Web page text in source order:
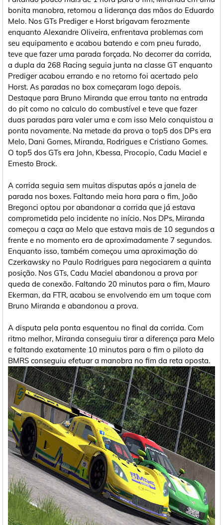
bonita manobra, retomou a liderança das mãos do Eduardo
Melo. Nos GTs Prediger e Horst brigavam ferozmente
enquanto Alexandre Oliveira, enfrentava problemas com
seu equipamento e acabou batendo e com pneu furado,
teve que fazer uma parada forçada. No decorrer da corrida,
a dupla da 268 Racing seguia junta na classe GT enquanto
Prediger acabou errando e no retorno foi acertado pelo
Horst. As paradas no box começaram logo depois.
Destaque para Bruno Miranda que errou tanto na entrada
do pit como no calculo do combustível e teve que fazer
duas paradas para valer uma e com isso Melo conquistou a
ponta novamente. Na metade da prova o top5 dos DPs era
Melo, Dani Gomes, Miranda, Rodrigues e Cristiano Gomes.
O top5 dos GTs era John, Kbessa, Procopio, Cadu Maciel e
Ernesto Brock.
A corrida seguia sem muitas disputas após a janela de
parada nos boxes. Faltando meia hora para o fim, João
Bregonci optou por abandonar a corrida que já estava
comprometida pelo incidente no início. Nos DPs, Miranda
começou a caça ao Melo que estava mais de 10 segundos a
frente e no momento era de aproximadamente 7 segundos.
Enquanto isso, também começou uma aproximação do
Czerkawsky no Paulo Rodrigues para negociarem a quinta
posição. Nos GTs, Cadu Maciel abandonou a prova por
queda de conexão. Faltando 20 minutos para o fim, Mauro
Ekerman, da FTR, acabou se envolvendo em um toque com
Bruno Miranda e abandonou a prova.
A disputa pela ponta esquentou no final da corrida. Com
ritmo melhor, Miranda conseguiu tirar a diferença para Melo
e faltando exatamente 10 minutos para o fim o piloto da
BMRS conseguiu efetuar a manobra no fim da reta oposta.